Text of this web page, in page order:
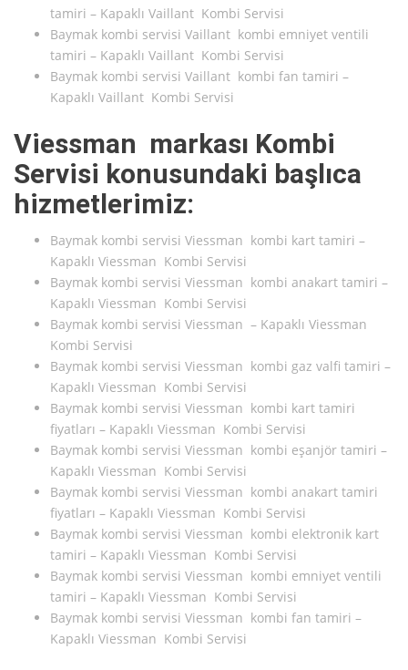
tamiri – Kapaklı Vaillant Kombi Servisi
Baymak kombi servisi Vaillant kombi emniyet ventili
tamiri – Kapaklı Vaillant Kombi Servisi
Baymak kombi servisi Vaillant kombi fan tamiri –
Kapaklı Vaillant Kombi Servisi
Viessman markası Kombi
Servisi konusundaki başlıca
hizmetlerimiz:
Baymak kombi servisi Viessman kombi kart tamiri –
Kapaklı Viessman Kombi Servisi
Baymak kombi servisi Viessman kombi anakart tamiri –
Kapaklı Viessman Kombi Servisi
Baymak kombi servisi Viessman – Kapaklı Viessman
Kombi Servisi
Baymak kombi servisi Viessman kombi gaz valfi tamiri –
Kapaklı Viessman Kombi Servisi
Baymak kombi servisi Viessman kombi kart tamiri
fiyatları – Kapaklı Viessman Kombi Servisi
Baymak kombi servisi Viessman kombi eşanjör tamiri –
Kapaklı Viessman Kombi Servisi
Baymak kombi servisi Viessman kombi anakart tamiri
fiyatları – Kapaklı Viessman Kombi Servisi
Baymak kombi servisi Viessman kombi elektronik kart
tamiri – Kapaklı Viessman Kombi Servisi
Baymak kombi servisi Viessman kombi emniyet ventili
tamiri – Kapaklı Viessman Kombi Servisi
Baymak kombi servisi Viessman kombi fan tamiri –
Kapaklı Viessman Kombi Servisi